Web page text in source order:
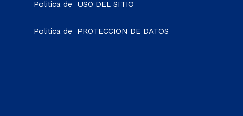
Politica de USO DEL SITIO
Politica de PROTECCION DE DATOS